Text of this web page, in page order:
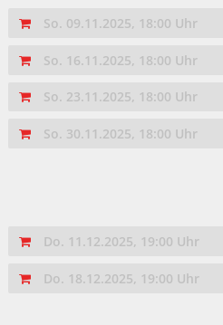
So. 09.11.2025, 18:00 Uhr
So. 16.11.2025, 18:00 Uhr
So. 23.11.2025, 18:00 Uhr
So. 30.11.2025, 18:00 Uhr
Do. 11.12.2025, 19:00 Uhr
Do. 18.12.2025, 19:00 Uhr